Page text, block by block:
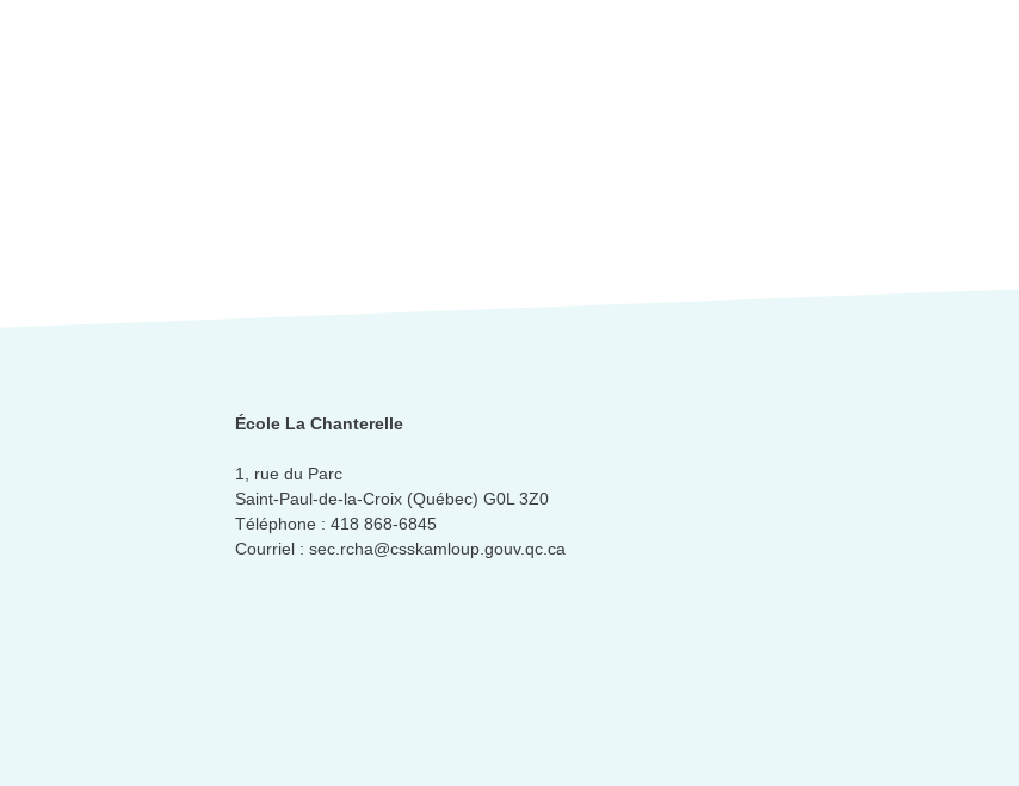
École La Chanterelle
1, rue du Parc
Saint-Paul-de-la-Croix (Québec) G0L 3Z0
Téléphone : 418 868-6845
Courriel : sec.rcha@csskamloup.gouv.qc.ca